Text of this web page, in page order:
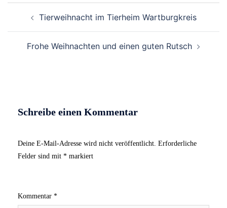
NavigationTierweihnacht im Tierheim Wartburgkreis
Frohe Weihnachten und einen guten Rutsch
Schreibe einen Kommentar
Deine E-Mail-Adresse wird nicht veröffentlicht. Erforderliche
Felder sind mit * markiert
Kommentar *